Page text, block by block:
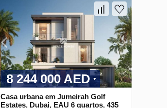
8 244 000 AED
Casa urbana em Jumeirah Golf
Estates, Dubai, EAU 6 quartos, 435